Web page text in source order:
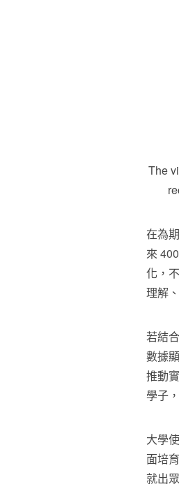
The
在為
來
化，
理解
若結
數據
推動
學子
大學
面培
就出